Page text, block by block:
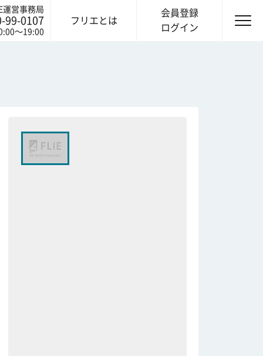
運営事務局
99-0107
〜19:00
フリエとは
会員登録
ログイン